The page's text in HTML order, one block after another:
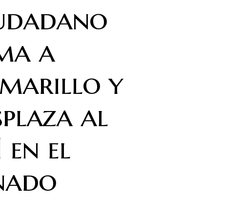
a
y
al
en el